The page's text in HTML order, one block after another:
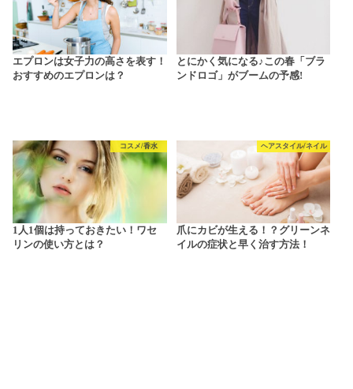
エプロンは女子力の高さを表す！
おすすめのエプロンは？
とにかく気になる♪この春「ブラ
ンドロゴ」がブームの予感!
コスメ/香水
1人1個は持っておきたい！ワセ
リンの使い方とは？
ヘアスタイル/ネイル
爪にカビが生える！？グリーンネ
イルの症状と早く治す方法！